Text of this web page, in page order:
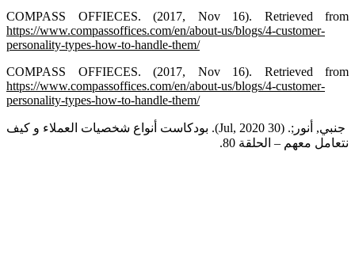
COMPASS OFFIECES. (2017, Nov 16). Retrieved from
https://www.compassoffices.com/en/about-us/blogs/4-customer-
personality-types-how-to-handle-them/
COMPASS OFFIECES. (2017, Nov 16). Retrieved from
https://www.compassoffices.com/en/about-us/blogs/4-customer-
personality-types-how-to-handle-them/
جنبي, أنور;. (30 Jul, 2020). بودكاست أنواع شخصيات العملاء و كيف
نتعامل معهم – الحلقة 80.